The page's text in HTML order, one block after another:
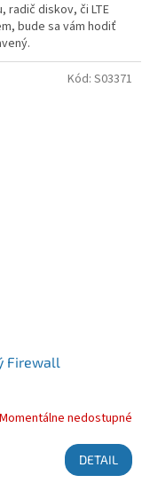
radič diskov, či LTE
bude sa vám hodiť
Firewall
Momentálne nedostupné
DETAIL
Kód: S03371